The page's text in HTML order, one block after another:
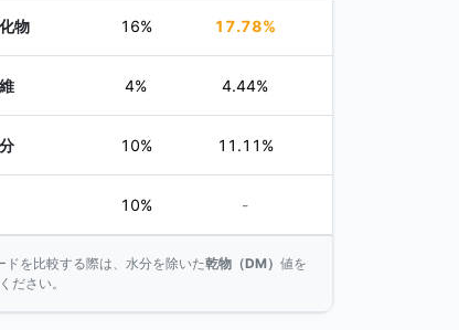
物 16% 17.78%
4% 4.44%
10% 11.11%
10% -
ドを比較する際は、水分を除いた乾物（DM） 値を
ださい。